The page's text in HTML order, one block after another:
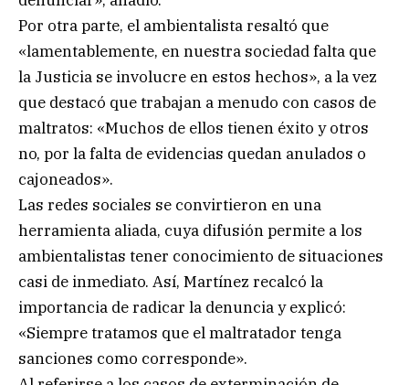
Por otra parte, el ambientalista resaltó que
«lamentablemente, en nuestra sociedad falta que
la Justicia se involucre en estos hechos», a la vez
que destacó que trabajan a menudo con casos de
maltratos: «Muchos de ellos tienen éxito y otros
no, por la falta de evidencias quedan anulados o
cajoneados».
Las redes sociales se convirtieron en una
herramienta aliada, cuya difusión permite a los
ambientalistas tener conocimiento de situaciones
casi de inmediato. Así, Martínez recalcó la
importancia de radicar la denuncia y explicó:
«Siempre tratamos que el maltratador tenga
sanciones como corresponde».